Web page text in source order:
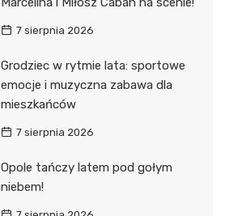
7 sierpnia 2026
Grodziec w rytmie lata: sportowe
emocje i muzyczna zabawa dla
mieszkańców
7 sierpnia 2026
Opole tańczy latem pod gołym
niebem!